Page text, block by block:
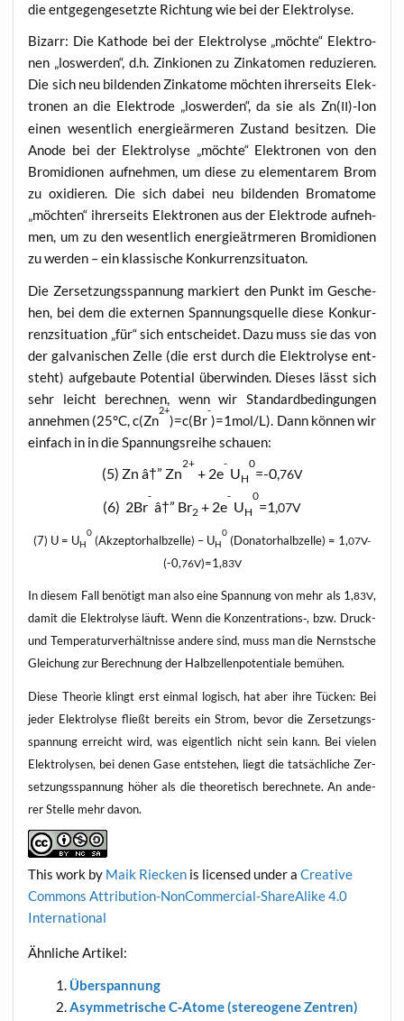
die ent­ge­gen­ge­setz­te Rich­tung wie bei der Elektrolyse.
Bizarr: Die Katho­de bei der Elek­tro­ly­se „möch­te“ Elek­tro­
nen „los­wer­den“, d.h. Zin­kio­nen zu Zink­ato­men redu­zie­ren.
Die sich neu bil­den­den Zink­ato­me möch­ten ihrer­seits Elek­
tro­nen an die Elek­tro­de „los­wer­den“, da sie als Zn(II)-Ion
einen wesent­lich ener­gie­är­me­ren Zustand besit­zen. Die
Anode bei der Elek­tro­ly­se „möch­te“ Elek­tro­nen von den
Bro­mi­d­io­nen auf­neh­men, um die­se zu ele­men­ta­rem Brom
zu oxi­die­ren. Die sich dabei neu bil­den­den Brom­ato­me
„möch­ten“ ihrer­seits Elek­tro­nen aus der Elek­tro­de auf­neh­
men, um zu den wesent­lich ener­gie­ätrme­ren Bro­mi­d­io­nen
zu wer­den – ein klas­si­sche Konkurrenzsituaton.
Die Zer­set­zungs­span­nung mar­kiert den Punkt im Gesche­
hen, bei dem die exter­nen Span­nungs­quel­le die­se Kon­kur­
renz­si­tua­ti­on „für“ sich ent­schei­det. Dazu muss sie das von
der gal­va­ni­schen Zel­le (die erst durch die Elek­tro­ly­se ent­
steht) auf­ge­bau­te Poten­ti­al über­win­den. Die­ses lässt sich
sehr leicht berech­nen, wenn wir Stan­dard­be­din­gun­gen
anneh­men (25°C, c(Zn
2+
)=c(Br
-
)=1mol/L). Dann kön­nen wir
ein­fach in in die Span­nungs­rei­he schauen:
(5) Zn â†” Zn
2+
+ 2e
-
UH
0
=-0,76V
(6) 2Br
-
â†” Br2 + 2e
-
UH
0
=1, 07V
(7) U = UH
0
(Akzep­tor­halb­zel­le) – UH
0
(Dona­tor­halb­zel­le) = 1,07V-
(-0,76V)=1,83V
In die­sem Fall benö­tigt man also eine Span­nung von mehr als 1,83V,
damit die Elek­tro­ly­se läuft. Wenn die Konzentrations‑, bzw. Druck-
und Tem­pe­ra­tur­ver­hält­nis­se ande­re sind, muss man die Nernst­sche
Glei­chung zur Berech­nung der Halb­zel­len­po­ten­tia­le bemühen.
Die­se Theo­rie klingt erst ein­mal logisch, hat aber ihre Tücken: Bei
jeder Elek­tro­ly­se fließt bereits ein Strom, bevor die Zer­set­zungs­
span­nung erreicht wird, was eigent­lich nicht sein kann. Bei vie­len
Elek­tro­ly­sen, bei denen Gase ent­ste­hen, liegt die tat­säch­li­che Zer­
set­zungs­span­nung höher als die theo­re­tisch berech­ne­te. An ande­
rer Stel­le mehr davon.
This work by Maik Riecken is licen­sed under aCrea­ti­ve
Com­mons Attri­bu­ti­on-Non­Com­mer­cial-ShareA­li­ke 4.0
International
Ähn­li­che Artikel:
Über­span­nung
Asym­me­tri­sche C‑Atome (ste­reo­ge­ne Zentren)